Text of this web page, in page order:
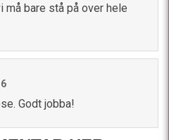
må bare stå på over hele
Godt jobba!